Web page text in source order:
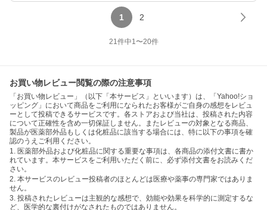
1 2
21件中1〜20件
お買い物レビュー閲覧の際の注意事項
「お買い物レビュー」（以下「本サービス」といいます）は、「Yahoo!ショ
ッピング」において商品をご利用になられたお客様がご自身の感想をレビュ
ーとして投稿できるサービスです。各ストアおよび当社は、投稿された内容
について正確性を含め一切保証しません。またレビューの対象となる商品、
製品が医薬部外品もしくは化粧品に該当する場合には、特に以下の事項を確
認のうえご利用ください。
1. 医薬部外品および化粧品に関する重要な事項は、各商品の添付文書に書か
れています。本サービスをご利用いただく前に、必ず添付文書をお読みくだ
さい。
2. 本サービスのレビュー投稿者のほとんどは医療や薬事の専門家ではありま
せん。
3. 投稿されたレビューは主観的な感想で、効能や効果を科学的に測定するな
ど、医学的な裏付けがなされたものではありません。